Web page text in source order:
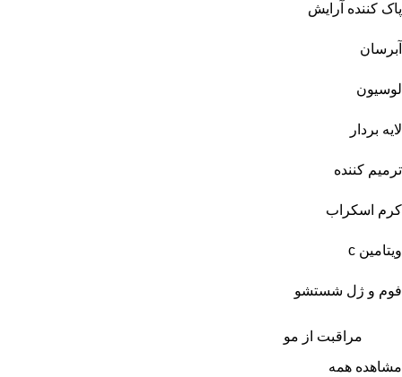
پاک کننده آرایش
آبرسان
لوسیون
لایه بردار
ترمیم کننده
کرم اسکراب
ویتامین c
فوم و ژل شستشو
مراقبت از مو
مشاهده همه